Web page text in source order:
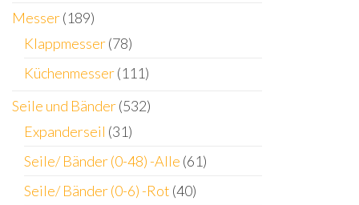
Messer(189)
Klappmesser(78)
Küchenmesser(111)
Seile und Bänder(532)
Expanderseil (31)
Seile/ Bänder (0-48) -Alle (61)
Seile/ Bänder (0-6) -Rot (40)